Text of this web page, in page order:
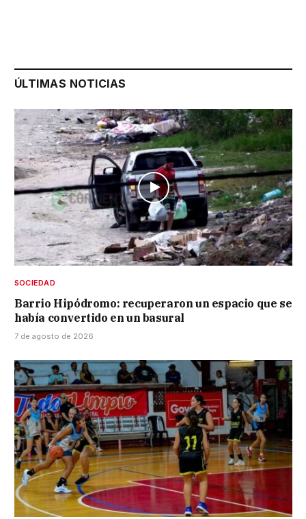
ÚLTIMAS NOTICIAS
SOCIEDAD
Barrio Hipódromo: recuperaron un espacio que se
había convertido en un basural
7 de agosto de 2026